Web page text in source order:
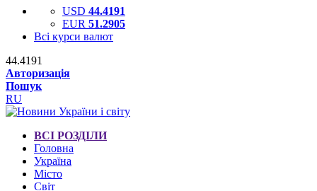
USD 44.4191
EUR 51.2905
Всі курси валют
44.4191
Авторизація
Пошук
RU
ВСІ РОЗДІЛИ
Головна
Україна
Місто
Світ